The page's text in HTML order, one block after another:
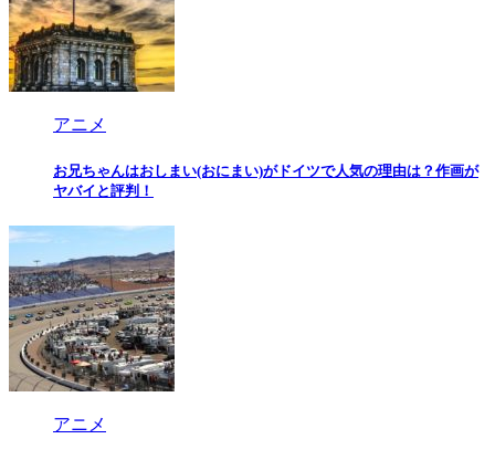
アニメ
お兄ちゃんはおしまい(おにまい)がドイツで人気の理由は？作画が
ヤバイと評判！
アニメ